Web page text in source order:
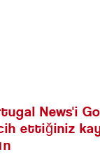
News'i
ettiğiniz